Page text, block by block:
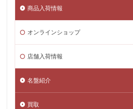
商品入荷情報
オンラインショップ
店舗入荷情報
名盤紹介
買取